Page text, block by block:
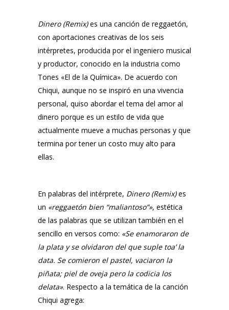
Dinero (Remix)es una canción de reggaetón,
con aportaciones creativas de los seis
intérpretes, producida por el ingeniero musical
y productor, conocido en la industria como
Tones «El de la Química». De acuerdo con
Chiqui, aunque no se inspiró en una vivencia
personal, quiso abordar el tema del amor al
dinero porque es un estilo de vida que
actualmente mueve a muchas personas y que
termina por tener un costo muy alto para
ellas.
En palabras del intérprete, Dinero (Remix)es
un «reggaetón bien “maliantoso”», estética
de las palabras que se utilizan también en el
sencillo en versos como: «Se enamoraron de
la plata y se olvidaron del que suple toa’ la
data. Se comieron el pastel, vaciaron la
piñata; piel de oveja pero la codicia los
delata». Respecto a la temática de la canción
Chiqui agrega: